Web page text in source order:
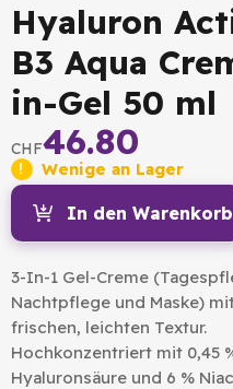
Hyaluron
B3 Aqua
in-Gel 50 ml
CHF46.80
Wenige an Lager
In den Warenkorb
3-In-1 Gel-Creme
Nachtpflege und Maske)
frischen, leichten Textur.
Hochkonzentriert mit 0,45
Hyaluronsäure und 6 %